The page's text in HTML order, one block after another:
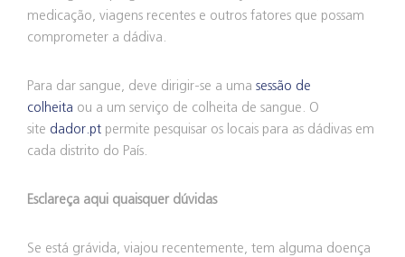
medicação, viagens recentes e outros fatores que possam
comprometer a dádiva.
Para dar sangue, deve dirigir-se a uma sessão de
colheita ou a um serviço de colheita de sangue. O
site dador.pt permite pesquisar os locais para as dádivas em
cada distrito do País.
Esclareça aqui quaisquer dúvidas
Se está grávida, viajou recentemente, tem alguma doença